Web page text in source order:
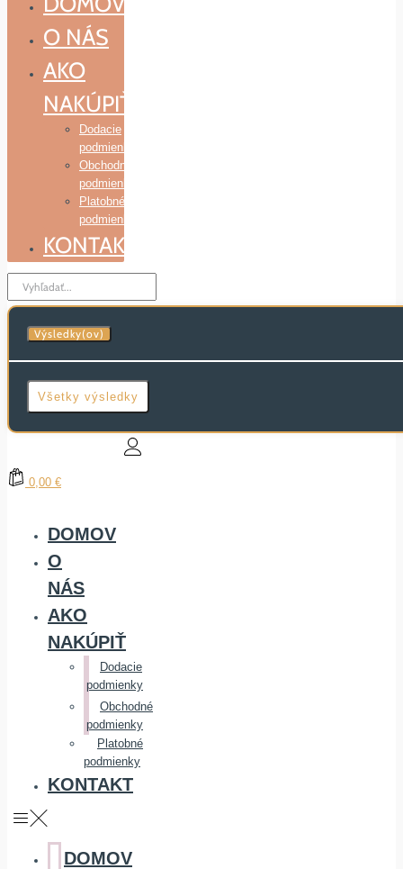
O NÁS
AKO
NAKÚPIŤ
Dodacie
podmienky
Obchodné
podmienky
Platobné
podmienky
KONTAKT
Search
...
Výsledky(ov)
Všetky výsledky
0,00 €
DOMOV
O
NÁS
AKO
NAKÚPIŤ
Dodacie
podmienky
Obchodné
podmienky
Platobné
podmienky
KONTAKT
DOMOV